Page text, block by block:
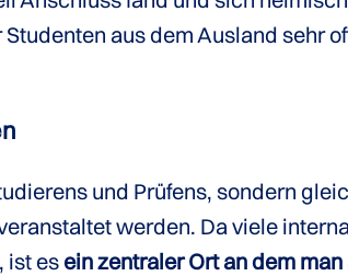
aus dem Ausland sehr
und Prüfens, sondern
werden. Da viele
ist esein zentraler Ort an dem